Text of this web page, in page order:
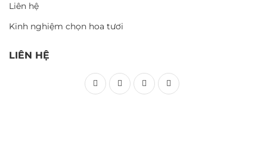
Liên hệ
Kinh nghiệm chọn hoa tươi
LIÊN HỆ